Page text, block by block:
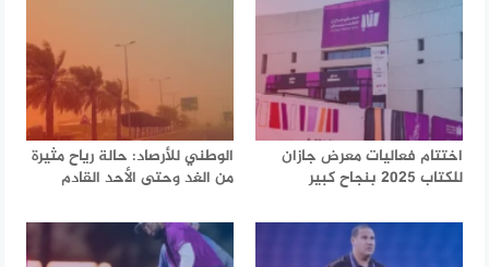
اختتام فعاليات معرض جازان
للكتاب 2025 بنجاح كبير
الوطني للأرصاد: حالة رياح مثيرة
من الغد وحتى الأحد القادم